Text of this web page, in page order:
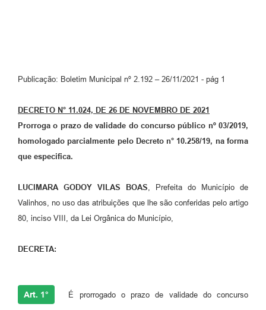
Carta de Serviços
Turismo
Galeria de Vídeos
Projetos
Contas Públicas
Editais
Serviços Online
Publicação: Boletim Municipal nº 2.192 – 26/11/2021 - pág 1
DECRETO N° 11.024, DE 26 DE NOVEMBRO DE 2021
Prorroga o prazo de validade do concurso público nº 03/2019,
homologado parcialmente pelo Decreto n° 10.258/19, na forma
que especifica.
LUCIMARA GODOY VILAS BOAS , Prefeita do Município de
Valinhos, no uso das atribuições que lhe são conferidas pelo artigo
80, inciso VIII, da Lei Orgânica do Município,
DECRETA:
Art. 1° É prorrogado o prazo de validade do concurso